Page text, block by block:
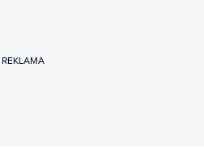
REKLAMA